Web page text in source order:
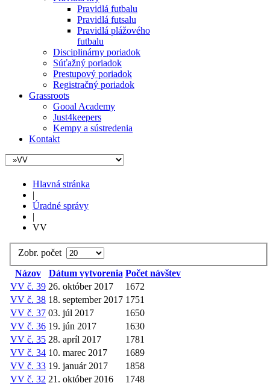
Pravidlá futbalu
Pravidlá futsalu
Pravidlá plážového
futbalu
Disciplinárny poriadok
Súťažný poriadok
Prestupový poriadok
Registračný poriadok
Grassroots
Gooal Academy
Just4keepers
Kempy a sústredenia
Kontakt
Hlavná stránka
|
Úradné správy
|
VV
Zobr. počet
Názov
Dátum vytvorenia Počet návštev
VV č. 39 26. október 2017
1672
VV č. 38 18. september 2017 1751
VV č. 37 03. júl 2017
1650
VV č. 36 19. jún 2017
1630
VV č. 35 28. apríl 2017
1781
VV č. 34 10. marec 2017
1689
VV č. 33 19. január 2017
1858
VV č. 32 21. október 2016
1748